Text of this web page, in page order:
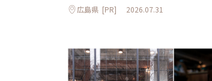
広島県 [PR] 2026.07.31